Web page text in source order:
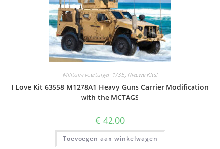
Militaire voertuigen 1/35, Nieuwe Kits!
I Love Kit 63558 M1278A1 Heavy Guns Carrier Modification
with the MCTAGS
€ 42,00
Toevoegen aan winkelwagen